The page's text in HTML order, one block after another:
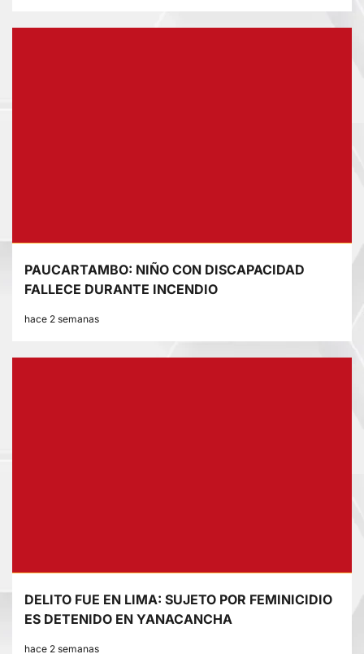
PAUCARTAMBO: NIÑO CON DISCAPACIDAD
FALLECE DURANTE INCENDIO
hace 2 semanas
DELITO FUE EN LIMA: SUJETO POR FEMINICIDIO
ES DETENIDO EN YANACANCHA
hace 2 semanas